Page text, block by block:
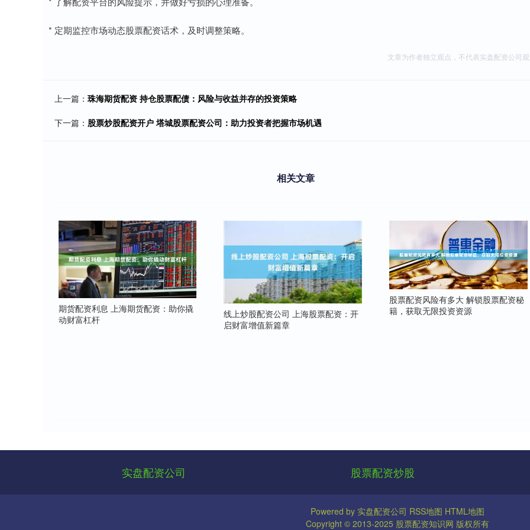
* 定期监控市场动态股票配资话术，及时调整策略。
文章为作者独立观点，不代表实盘配资公司
上一篇： 珠海期货配资 持仓股票配债：风险与收益并存的投资策略
下一篇： 股票炒股配资开户 塔城股票配资公司：助力投资者把握市场机遇
相关文章
期货配资利息 上海期货配资：助你撬
动财富杠杆
线上炒股配资公司 上海股票配资：开
启财富增值新篇章
股票配资风险有多大 解锁股票配资秘
籍，获取无限投资资源
实盘配资公司 股票配资炒股
Powered by 实盘配资公司 RSS地图 HTML地图
Copyright © 2013-2025 股票配资知识网 版权所有